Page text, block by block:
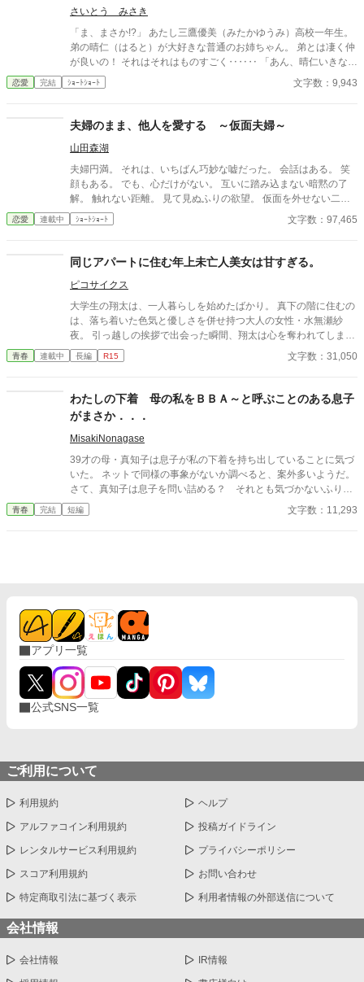
さいとう みさき
「ま、まさか!?」 あたし三鷹優美（みたかゆうみ）高校一年生。
弟の晴仁（はると）が大好きな普通のお姉ちゃん。 弟とは凄く仲
が良いの！ それはそれはものすごく‥‥‥ 「あん、晴仁いきなり
そんなのお口に入らないよぉ～♡」 そんな関係のあたしたち。 で
もある日トイレであたしはアレが来そうなのになかなか来ないの
お腹が出て来てる!?」 お姉ちゃんの秘密の悩みです。
恋愛 完結 ｼｮｰﾄｼｮｰﾄ 文字数：9,943
夫婦のまま、他人を愛する ～仮面夫婦～
山田森湖
夫婦円満。 それは、いちばん巧妙な嘘だった。 会話はある。 笑
顔もある。 でも、心だけがない。 互いに踏み込まない暗黙の了
解。 触れない距離。 見て見ぬふりの欲望。 仮面を外せない二人
が、 ひとつの“揺らぎ”に出会う。 そのとき、夫婦という関係は崩
れるのか、 それとも、初めて本音に触れるのか。
恋愛 連載中 ｼｮｰﾄｼｮｰﾄ 文字数：97,465
同じアパートに住む年上未亡人美女は甘すぎる。
ピコサイクス
大学生の翔太は、一人暮らしを始めたばかり。 真下の階に住むの
は、落ち着いた色気と優しさを併せ持つ大人の女性・水無瀬紗
夜。 引っ越しの挨拶で出会った瞬間、翔太は心を奪われてしま
う。 偶然にもアルバイト先のスーパーで再会した彼女は、翔太を
すぐに採用し、温かく仕事を教えてくれる存在だった。 ある日の
紗夜の部屋でご飯をご馳走になるほど親密に。 優しくて穏やかで
――その色気に触れるたび、翔太の心は揺れていく。 大人の女性
と大学生、甘くちょっぴり刺激的な同居生活（？）がはじまる。
青春 連載中 長編 R15 文字数：31,050
わたしの下着 母の私をＢＢＡ～と呼ぶことのある息子
がまさか．．．
MisakiNonagase
39才の母・真知子は息子が私の下着を持ち出していることに気づ
いた。 ネットで同様の事象がないか調べると、案外多いようだ。
さて、真知子は息子を問い詰める？ それとも気づかないふりを
青春 完結 短編 文字数：11,293
アプリ一覧
公式SNS一覧
ご利用について
利用規約 ヘルプ
アルファコイン利用規約 投稿ガイドライン
レンタルサービス利用規約 プライバシーポリシー
スコア利用規約 お問い合わせ
特定商取引法に基づく表示 利用者情報の外部送信について
会社情報
会社情報 IR情報